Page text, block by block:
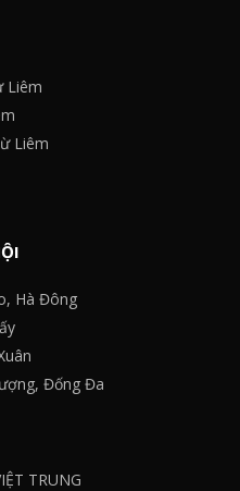
Liêm
Liêm
Hà Đông
Đống Đa
TRUNG